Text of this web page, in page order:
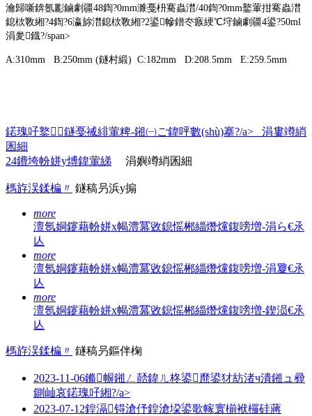
瀹歸噺錛氬彲鏀劇疆48鍧?0mm濉戞枡騫蟲澘/40鍧?0mm鐜葷拑騫蟲澘
鎴栨斁緗?4鍧?6瀛旀澘鎴栨斁緗?2鍙幓鐠冭瘯綆℃垨鏀劇疆4鍙?50ml
涓夎鐡?/span>
A:310mm B:250mm (鐩村緞) C:182mm D:208.5mm E:259.5mm
鍩瑰吇鐜鐩戞祴緋葷粺-鎺㈠ご鍏呯數(shù)搴?/a> 涓婁竴綃
囷細
24鐨垮帉姘у煿鍏葷綈 涓嬩竴綃囷細
榪斿洖鍒楄〃 鐩稿叧浜у搧
more
澶氬姛鑳藉帉姘х幆澧冪敓鎴愮郴緇熸爣鍑嗙増-涓ら€氶
亾
more
澶氬姛鑳藉帉姘х幆澧冪敓鎴愮郴緇熸爣鍑嗙増-涓夐€氶
亾
more
澶氬姛鑳藉帉姘х幆澧冪敓鎴愮郴緇熸爣鍑嗙増-鍥涢€氶
亾
榪斿洖鍒楄〃 鐩稿叧鏂伴椈
2023-11-06鏅幈鎺ㄥ嚭鍏ㄦ柊鍙爢鍙犲紡渚ч潰鎺ュ彛
鍘屾哀鍩瑰吇緗?/a>
2023-07-12鍠滆锝滄伃鍠滄垜鍙歌幏寰椾袱欏硅蔣